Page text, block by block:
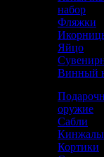
набор
Фляжки
Яйцо
Винный
оружие
Сабли
Кинжалы
Кортики